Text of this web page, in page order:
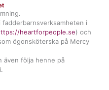
i
heartforpeople.se) och
ögonsköterska på Mercy
även följa henne på